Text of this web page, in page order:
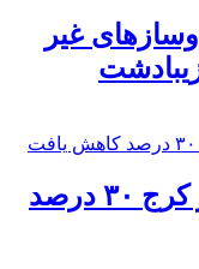
غیر
️قیمت مسکن در کرج ۳۰ درصد